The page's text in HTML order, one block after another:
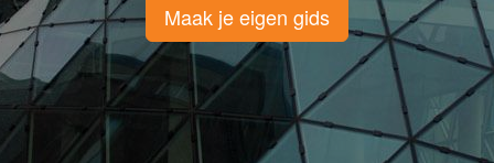
Maak je eigen gids